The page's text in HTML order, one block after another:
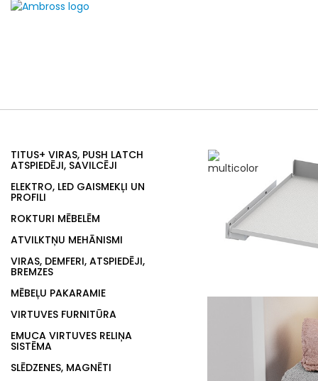
TITUS+ VIRAS, PUSH LATCH
ATSPIEDĒJI, SAVILCĒJI
ELEKTRO, LED GAISMEKĻI UN
PROFILI
ROKTURI MĒBELĒM
ATVILKTŅU MEHĀNISMI
VIRAS, DEMFERI, ATSPIEDĒJI,
BREMZES
MĒBEĻU PAKARAMIE
VIRTUVES FURNITŪRA
EMUCA VIRTUVES RELIŅA
SISTĒMA
SLĒDZENES, MAGNĒTI